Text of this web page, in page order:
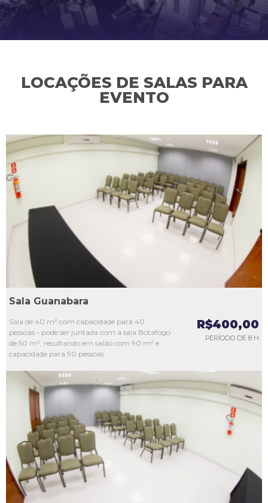
LOCAÇÕES DE SALAS PARA
EVENTO
L4
L5
Sala Guanabara
Sala de 40 m² com capacidade para 40
pessoas - pode ser juntada com a sala Botafogo
de 50 m², resultando em salão com 90 m² e
capacidade para 90 pessoas.
R$400,00
PERÍODO DE 8 H
L1
L2
L3
L4